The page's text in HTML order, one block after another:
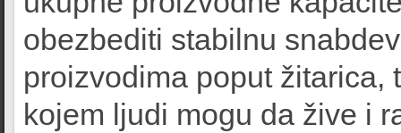
obezbediti stabilnu
proizvodima poput
kojem ljudi mogu da žive i